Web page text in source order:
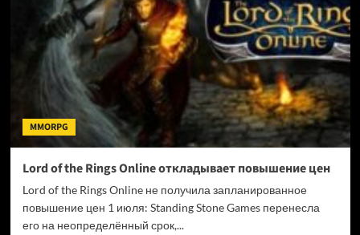
KaleidoRIDER
объявили
вместе
с
публикацией
нового
трейлера
MMORPG
Lord of the Rings Online откладывает повышение цен
Lord of the Rings Online не получила запланированное
повышение цен 1 июля: Standing Stone Games перенесла
его на неопределённый срок,...